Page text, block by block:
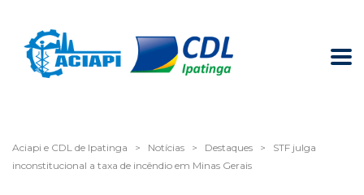
Aciapi e CDL de Ipatinga > Notícias > Destaques >
STF julga
inconstitucional a taxa de incêndio em Minas Gerais